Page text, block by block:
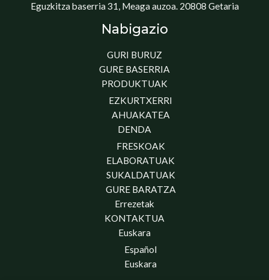
Eguzkitza baserria 31, Meaga auzoa. 20808 Getaria
Nabigazio
GURI BURUZ
GURE BASERRIA
PRODUKTUAK
EZKURTXERRI
AHUAKATEA
DENDA
FRESKOAK
ELABORATUAK
SUKALDATUAK
GURE BARATZA
Errezetak
KONTAKTUA
Euskara
Español
Euskara